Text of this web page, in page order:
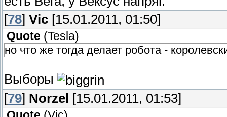
[78] Vic [15.01.2011, 01:50]
Quote (Tesla)
но что же тогда делает робота -
Выборы
[79] Norzel [15.01.2011, 01:53]